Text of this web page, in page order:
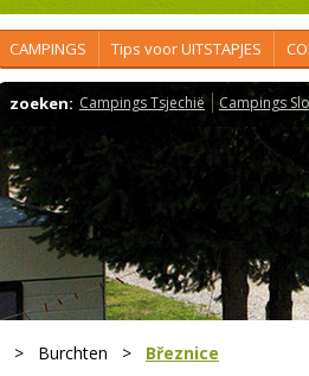
CAMPINGS Tips voor UITSTAPJES
zoeken: Campings Tsjechië Campings
> Burchten > Březnice